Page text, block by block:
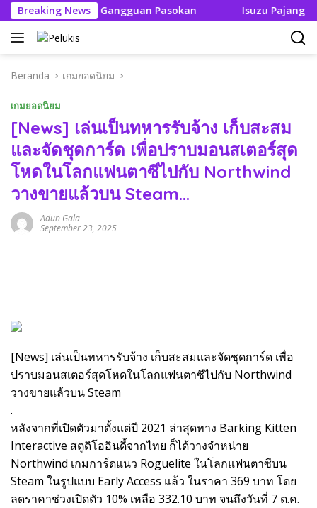
Langsung
ke
konten
Breaking News
Boleh Ada Gangguan Pasokan Isuzu Pajang
Beranda เกมยอดนิยม
เกมยอดนิยม
[News] เล่นเป็นทหารรับจ้าง เก็บสะสม
และจัดชุดการ์ด เพื่อปราบมอนสเตอร์สุด
โหดในโลกแฟนตาซีไปกับ Northwind
วางขายแล้วบน Steam…
Adun Gala
September 23, 2025
[News] เล่นเป็นทหารรับจ้าง เก็บสะสมและจัดชุดการ์ด เพื่อ
ปราบมอนสเตอร์สุดโหดในโลกแฟนตาซีไปกับ Northwind
วางขายแล้วบน Steam
.
หลังจากที่เปิดตัวมาตั้งแต่ปี 2021 ล่าสุดทาง Barking Kitten
Interactive สตูดิโออินดี้จากไทย ก็ได้วางจำหน่าย
Northwind เกมการ์ดแนว Roguelite ในโลกแฟนตาซีบน
Steam ในรูปแบบ Early Access แล้ว ในราคา 369 บาท โดย
ลดราคาช่วงเปิดตัว 10% เหลือ 332.10 บาท จนถึงวันที่ 7 ต.ค.